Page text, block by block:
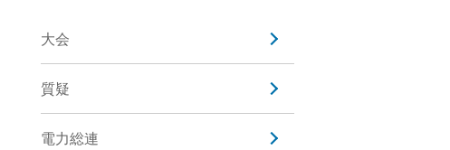
大会
質疑
電力総連